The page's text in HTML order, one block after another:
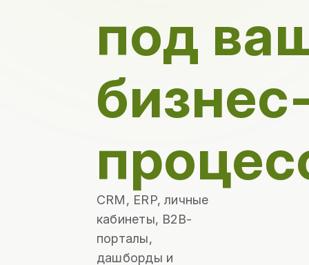
под
CRM, ERP, личные
кабинеты, B2B-
порталы,
дашборды и